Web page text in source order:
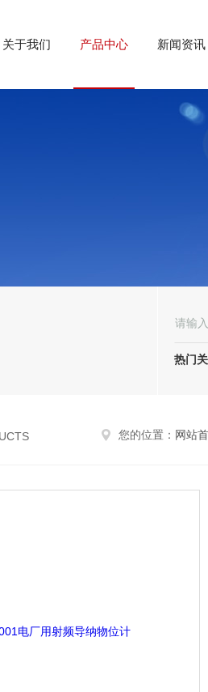
关于我们 产品中心 新闻资讯
热门
您的位置： 网站